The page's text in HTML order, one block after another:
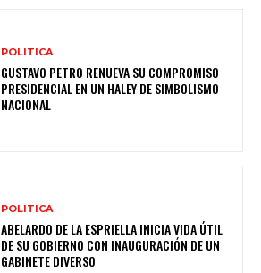
POLITICA
GUSTAVO PETRO RENUEVA SU COMPROMISO
PRESIDENCIAL EN UN HALEY DE SIMBOLISMO
NACIONAL
POLITICA
ABELARDO DE LA ESPRIELLA INICIA VIDA ÚTIL
DE SU GOBIERNO CON INAUGURACIÓN DE UN
GABINETE DIVERSO